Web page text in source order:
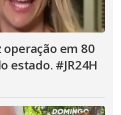
operação em 80
estado. #JR24H